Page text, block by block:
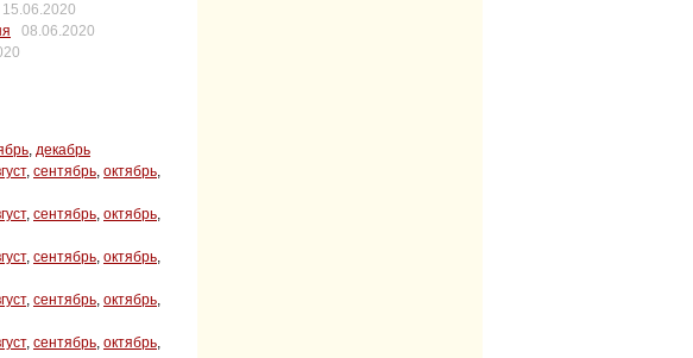
15.06.2020
08.06.2020
, декабрь
, сентябрь, октябрь,
, сентябрь, октябрь,
, сентябрь, октябрь,
, сентябрь, октябрь,
, сентябрь, октябрь,